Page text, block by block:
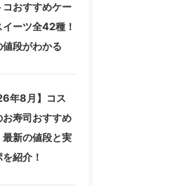
コおすすめケー
イーツ全42種！
値段がわかる
年8月】コス
お寿司おすすめ
最新の値段と実
紹介！